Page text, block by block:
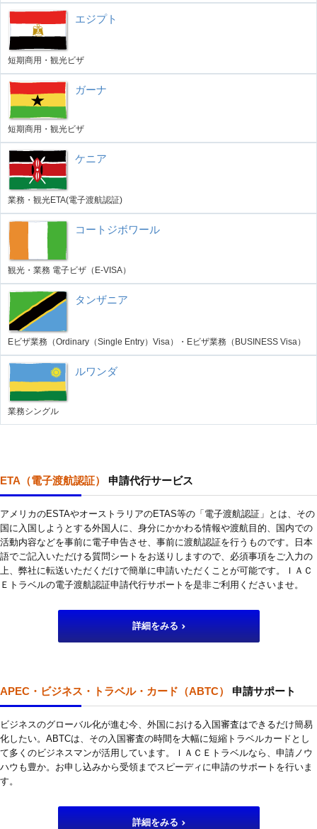
エジプト
短期商用・観光ビザ
ガーナ
短期商用・観光ビザ
ケニア
業務・観光ETA(電子渡航認証)
コートジボワール
観光・業務 電子ビザ（E-VISA）
タンザニア
Eビザ業務（Ordinary（Single Entry）Visa）・Eビザ業務（BUSINESS Visa）
ルワンダ
業務シングル
ETA（電子渡航認証） 申請代行サービス
アメリカのESTAやオーストラリアのETAS等の「電子渡航認証」とは、その
国に入国しようとする外国人に、身分にかかわる情報や渡航目的、国内での
活動内容などを事前に電子申告させ、事前に渡航認証を行うものです。日本
語でご記入いただける質問シートをお送りしますので、必須事項をご入力の
上、弊社に転送いただくだけで簡単に申請いただくことが可能です。ＩＡＣ
Ｅトラベルの電子渡航認証申請代行サポートを是非ご利用くださいませ。
詳細をみる
APEC・ビジネス・トラベル・カード（ABTC） 申請サポート
ビジネスのグローバル化が進む今、外国における入国審査はできるだけ簡易
化したい。ABTCは、その入国審査の時間を大幅に短縮トラベルカードとし
て多くのビジネスマンが活用しています。ＩＡＣＥトラベルなら、申請ノウ
ハウも豊か。お申し込みから受領までスピーディに申請のサポートを行いま
す。
詳細をみる